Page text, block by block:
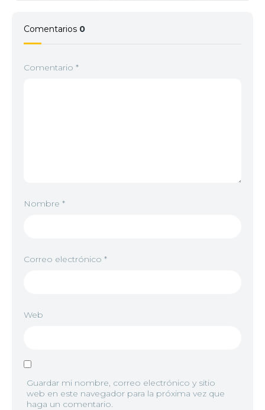
6 <img src="//image.tmdb.org/t/p/w92/
11 <img src="//image.tmdb.org/t/p/w92/
12
Comentarios 0
Comentario *
Nombre *
Correo electrónico *
Web
Guardar mi nombre, correo electrónico y sitio
web en este navegador para la próxima vez que
haga un comentario.